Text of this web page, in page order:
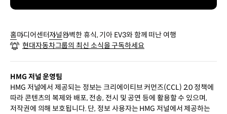
홈미디어센터저널완벽한 휴식, 기아 EV3와 함께 떠난 여행
현대자동차그룹의 최신 소식을 구독하세요
HMG 저널 운영팀
HMG 저널에서 제공되는 정보는 크리에이티브 커먼즈(CCL) 2.0 정책에
따라 콘텐츠의 복제와 배포, 전송, 전시 및 공연 등에 활용할 수 있으며,
저작권에 의해 보호됩니다. 단, 정보 사용자는 HMG 저널에서 제공하는